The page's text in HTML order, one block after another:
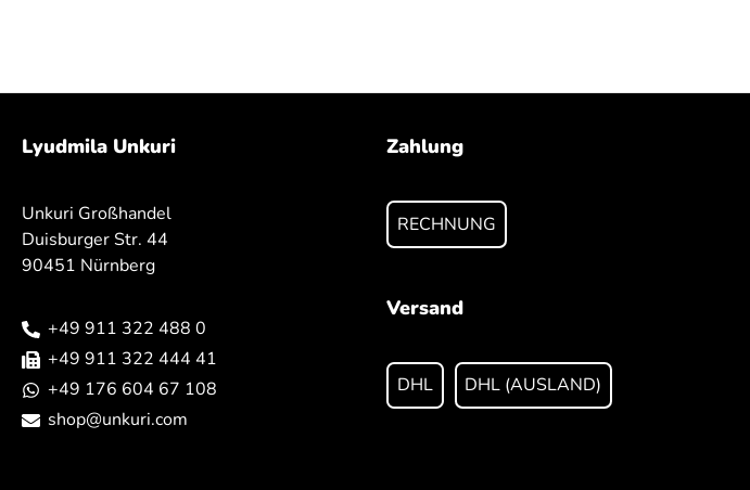
Lyudmila Unkuri
Unkuri Großhandel
Duisburger Str. 44
90451 Nürnberg
+49 911 322 488 0
+49 911 322 444 41
+49 176 604 67 108
shop@unkuri.com
Zahlung
RECHNUNG
Versand
DHL DHL (AUSLAND)